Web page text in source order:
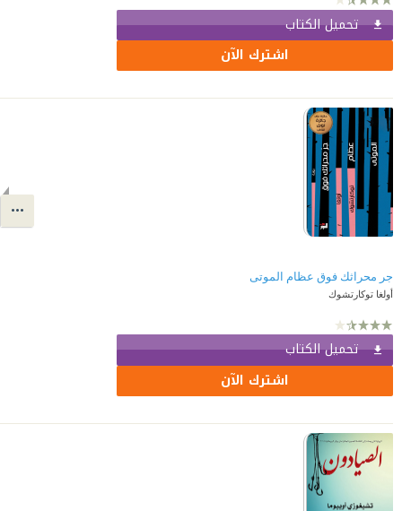
تحميل الكتاب
اشترك الآن
جر محراثك فوق عظام الموتى
أولغا توكارتشوك
تحميل الكتاب
اشترك الآن